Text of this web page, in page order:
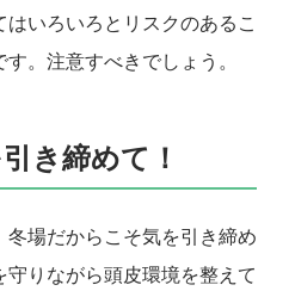
いろいろとリスクのあるこ
。注意すべきでしょう。
き締めて！
場だからこそ気を引き締め
守りながら頭皮環境を整えて